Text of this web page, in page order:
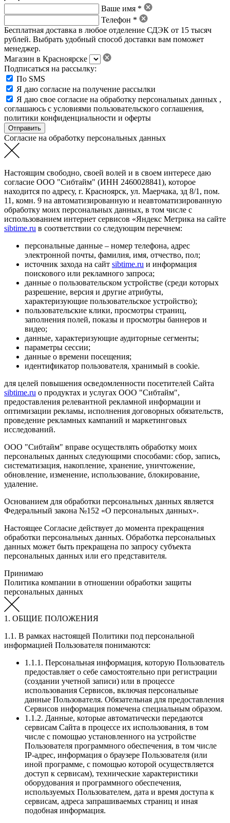
Ваше имя *
Телефон *
Бесплатная доставка в любое отделение СДЭК от 15 тысяч
рублей. Выбрать удобный способ доставки вам поможет
менеджер.
Магазин в Красноярске
Подписаться на рассылку:
По SMS
Я даю согласие на получение рассылки
Я даю свое согласие на обработку персональных данных ,
соглашаюсь с условиями пользовательского соглашения,
политики конфиденциальности и оферты
Согласие на обработку персональных данных
Настоящим свободно, своей волей и в своем интересе даю
согласие ООО "Сибтайм" (ИНН 2460028841), которое
находится по адресу, г. Красноярск, ул. Маерчака, зд 8/1, пом.
11, комн. 9 на автоматизированную и неавтоматизированную
обработку моих персональных данных, в том числе с
использованием интернет сервисов «Яндекс Метрика на сайте
sibtime.ru в соответствии со следующим перечнем:
персональные данные – номер телефона, адрес
электронной почты, фамилия, имя, отчество, пол;
источник захода на сайт sibtime.ru и информация
поискового или рекламного запроса;
данные о пользовательском устройстве (среди которых
разрешение, версия и другие атрибуты,
характеризующие пользовательское устройство);
пользовательские клики, просмотры страниц,
заполнения полей, показы и просмотры баннеров и
видео;
данные, характеризующие аудиторные сегменты;
параметры сессии;
данные о времени посещения;
идентификатор пользователя, хранимый в cookie.
для целей повышения осведомленности посетителей Сайта
sibtime.ru о продуктах и услугах ООО "Сибтайм",
предоставления релевантной рекламной информации и
оптимизации рекламы, исполнения договорных обязательств,
проведение рекламных кампаний и маркетинговых
исследований.
ООО "Сибтайм" вправе осуществлять обработку моих
персональных данных следующими способами: сбор, запись,
систематизация, накопление, хранение, уничтожение,
обновление, изменение, использование, блокирование,
удаление.
Основанием для обработки персональных данных является
Федеральный закона №152 «О персональных данных».
Настоящее Согласие действует до момента прекращения
обработки персональных данных. Обработка персональных
данных может быть прекращена по запросу субъекта
персональных данных или его представителя.
Принимаю
Политика компании в отношении обработки защиты
персональных данных
1. ОБЩИЕ ПОЛОЖЕНИЯ
1.1. В рамках настоящей Политики под персональной
информацией Пользователя понимаются:
1.1.1. Персональная информация, которую Пользователь
предоставляет о себе самостоятельно при регистрации
(создании учетной записи) или в процессе
использования Сервисов, включая персональные
данные Пользователя. Обязательная для предоставления
Сервисов информация помечена специальным образом.
1.1.2. Данные, которые автоматически передаются
сервисам Сайта в процессе их использования, в том
числе с помощью установленного на устройстве
Пользователя программного обеспечения, в том числе
IP-адрес, информация о браузере Пользователя (или
иной программе, с помощью которой осуществляется
доступ к сервисам), технические характеристики
оборудования и программного обеспечения,
используемых Пользователем, дата и время доступа к
сервисам, адреса запрашиваемых страниц и иная
подобная информация.